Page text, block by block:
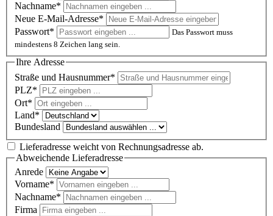
Nachname*
Neue E-Mail-Adresse*
Passwort*
Das Passwort muss
mindestens 8 Zeichen lang sein.
Ihre Adresse
Straße und Hausnummer*
PLZ*
Ort*
Land*
Bundesland
Lieferadresse weicht von Rechnungsadresse ab.
Abweichende Lieferadresse
Anrede
Vorname*
Nachname*
Firma